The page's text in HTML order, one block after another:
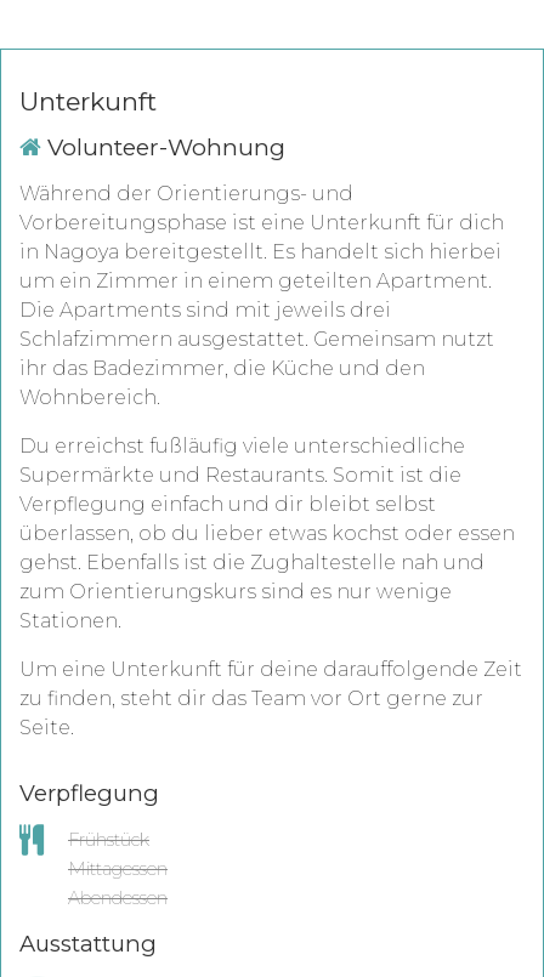
Unterkunft
Volunteer-Wohnung
Während der Orientierungs- und
Vorbereitungsphase ist eine Unterkunft für dich
in Nagoya bereitgestellt. Es handelt sich hierbei
um ein Zimmer in einem geteilten Apartment.
Die Apartments sind mit jeweils drei
Schlafzimmern ausgestattet. Gemeinsam nutzt
ihr das Badezimmer, die Küche und den
Wohnbereich.
Du erreichst fußläufig viele unterschiedliche
Supermärkte und Restaurants. Somit ist die
Verpflegung einfach und dir bleibt selbst
überlassen, ob du lieber etwas kochst oder essen
gehst. Ebenfalls ist die Zughaltestelle nah und
zum Orientierungskurs sind es nur wenige
Stationen.
Um eine Unterkunft für deine darauffolgende Zeit
zu finden, steht dir das Team vor Ort gerne zur
Seite.
Verpflegung
Frühstück
Mittagessen
Abendessen
Ausstattung